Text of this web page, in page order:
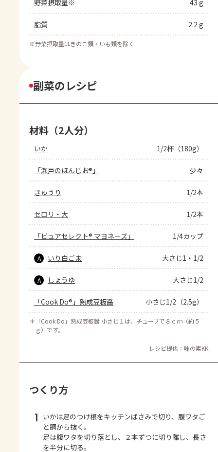
野菜摂取量※ 43 g
脂質 2.2 g
※野菜摂取量はきのこ類・いも類を除く
副菜のレシピ
材料（2人分）
いか 1/2杯（180g）
「瀬戸のほんじお®」 少々
きゅうり 1/2本
セロリ・大 1/2本
「ピュアセレクト® マヨネーズ」 1/4カップ
A いり白ごま 大さじ1・1/2
A しょうゆ 大さじ1/2
「Cook Do®」熟成豆板醤 小さじ1/2（2.5g）
＊ 「Cook Do」熟成豆板醤 小さじ１は、チューブで８ｃｍ（約５
ｇ）です。
レシピ提供：味の素KK
つくり方
1 いかは足のつけ根をキッチンばさみで切り、腹ワタご
と胴から抜く。
足は腹ワタを切り落とし、２本ずつに切り離し、長さ
を半分に切る。